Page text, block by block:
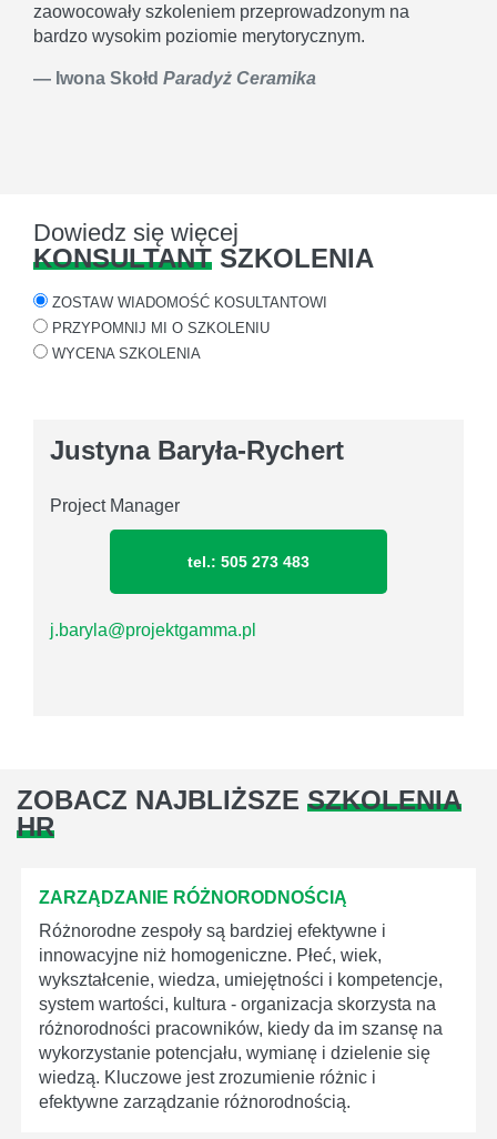
zaowocowały szkoleniem przeprowadzonym na
bardzo wysokim poziomie merytorycznym.
Iwona Skołd Paradyż Ceramika
Dowiedz się więcej
KONSULTANT SZKOLENIA
ZOSTAW WIADOMOŚĆ KOSULTANTOWI
PRZYPOMNIJ MI O SZKOLENIU
WYCENA SZKOLENIA
Justyna Baryła-Rychert
Project Manager
tel.: 505 273 483
j.baryla@projektgamma.pl
ZOBACZ NAJBLIŻSZE SZKOLENIA
HR
ZARZĄDZANIE RÓŻNORODNOŚCIĄ
Różnorodne zespoły są bardziej efektywne i
innowacyjne niż homogeniczne. Płeć, wiek,
wykształcenie, wiedza, umiejętności i kompetencje,
system wartości, kultura - organizacja skorzysta na
różnorodności pracowników, kiedy da im szansę na
wykorzystanie potencjału, wymianę i dzielenie się
wiedzą. Kluczowe jest zrozumienie różnic i
efektywne zarządzanie różnorodnością.